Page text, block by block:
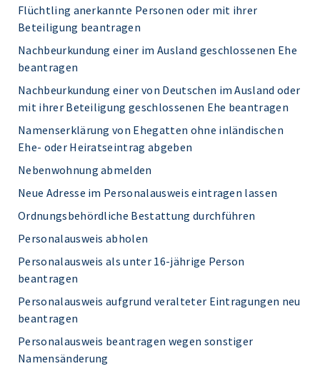
Flüchtling anerkannte Personen oder mit ihrer
Beteiligung beantragen
Nachbeurkundung einer im Ausland geschlossenen Ehe
beantragen
Nachbeurkundung einer von Deutschen im Ausland oder
mit ihrer Beteiligung geschlossenen Ehe beantragen
Namenserklärung von Ehegatten ohne inländischen
Ehe- oder Heiratseintrag abgeben
Nebenwohnung abmelden
Neue Adresse im Personalausweis eintragen lassen
Ordnungsbehördliche Bestattung durchführen
Personalausweis abholen
Personalausweis als unter 16-jährige Person
beantragen
Personalausweis aufgrund veralteter Eintragungen neu
beantragen
Personalausweis beantragen wegen sonstiger
Namensänderung